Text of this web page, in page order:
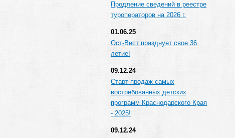
Продление сведений в реестре
туроператоров на 2026 г.
01.06.25
Ост-Вест празднует свое 36
летие!
09.12.24
Старт продаж самых
востребованных детских
программ Краснодарского Края
- 2025!
09.12.24